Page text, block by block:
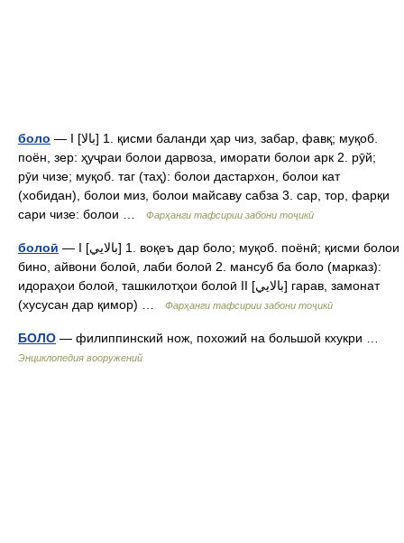
боло — I [بالا] 1. қисми баланди ҳар чиз, забар, фавқ; муқоб.
поён, зер: ҳуҷраи болои дарвоза, иморати болои арк 2. рӯй;
рӯи чизе; муқоб. таг (таҳ): болои дастархон, болои кат
(хобидан), болои миз, болои майсаву сабза 3. сар, тор, фарқи
сари чизе: болои …
Фарҳанги тафсирии забони тоҷикӣ
болоӣ — I [بالايي] 1. воқеъ дар боло; муқоб. поёнӣ; қисми болои
бино, айвони болоӣ, лаби болоӣ 2. мансуб ба боло (марказ):
идораҳои болоӣ, ташкилотҳои болоӣ II [بالايي] гарав, замонат
(хусусан дар қимор) …
Фарҳанги тафсирии забони тоҷикӣ
БОЛО — филиппинский нож, похожий на большой кхукри …
Энциклопедия вооружений